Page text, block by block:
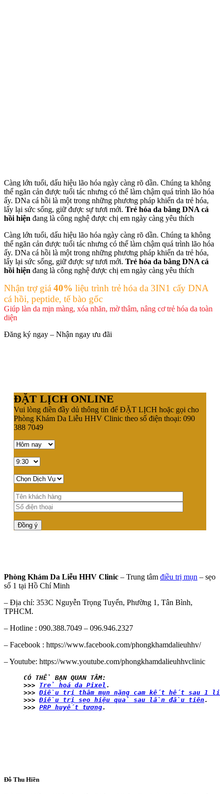
Càng lớn tuổi, dấu hiệu lão hóa ngày càng rõ dần. Chúng ta không
thể ngăn cản được tuổi tác nhưng có thể làm chậm quá trình lão hóa
ấy. DNa cá hồi là một trong những phương pháp khiến da trẻ hóa,
lấy lại sức sống, giữ được sự tươi mới. Trẻ hóa da bằng DNA cá
hồi hiện đang là công nghệ được chị em ngày càng yêu thích
Càng lớn tuổi, dấu hiệu lão hóa ngày càng rõ dần. Chúng ta không
thể ngăn cản được tuổi tác nhưng có thể làm chậm quá trình lão hóa
ấy. DNa cá hồi là một trong những phương pháp khiến da trẻ hóa,
lấy lại sức sống, giữ được sự tươi mới. Trẻ hóa da bằng DNA cá
hồi hiện đang là công nghệ được chị em ngày càng yêu thích
Nhận trợ giá 40% liệu trình trẻ hóa da 3IN1 cấy DNA
cá hồi, peptide, tế bào gốc
Giúp làn da mịn màng, xóa nhăn, mờ thâm, nâng cơ trẻ hóa da toàn
diện
Đăng ký ngay – Nhận ngay ưu đãi
ĐẶT LỊCH ONLINE
Vui lòng điền đầy dủ thông tin để ĐẶT LỊCH hoặc gọi cho
Phòng Khám Da Liễu HHV Clinic theo số điện thoại: 090
388 7049
Phòng Khám Da Liễu HHV Clinic – Trung tâm điều trị mụn – sẹo
số 1 tại Hồ Chí Minh
– Địa chỉ: 353C Nguyễn Trọng Tuyển, Phường 1, Tân Bình,
TPHCM.
– Hotline : 090.388.7049 – 096.946.2327
– Facebook : https://www.facebook.com/phongkhamdalieuhhv/
– Youtube: https://www.youtube.com/phongkhamdalieuhhvclinic
CÓ THỂ BẠN QUAN TÂM:
>>> Trẻ hoá da Pixel
>>> Điều trị thâm mụn nặng cam kết hết sau 1
>>> Điều trị sẹo hiệu quả sau lần đầu tiên .
>>> PRP huyết tương.
Đỗ Thu Hiền